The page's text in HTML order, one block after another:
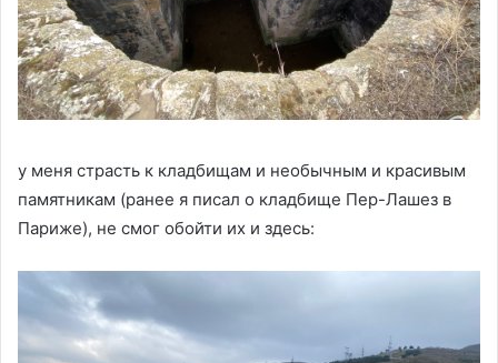
у меня страсть к кладбищам и необычным и красивым
памятникам (ранее я писал о кладбище Пер-Лашез в
Париже), не смог обойти их и здесь: